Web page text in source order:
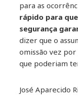
para as
rápido para
segurança
dizer que o
omissão vez
que poderiam
José Aparecido